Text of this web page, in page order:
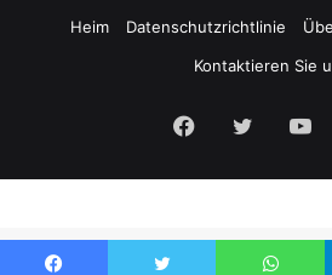
Heim
Datenschutzrichtlinie
Kontaktieren Sie
Facebook
Twitter